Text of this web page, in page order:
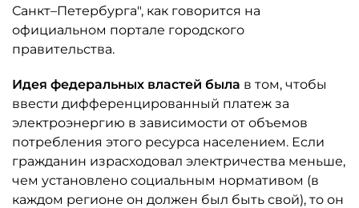
Санкт–Петербурга", как говорится на
официальном портале городского
правительства.
Идея федеральных властей была в том, чтобы
ввести дифференцированный платеж за
электроэнергию в зависимости от объемов
потребления этого ресурса населением. Если
гражданин израсходовал электричества меньше,
чем установлено социальным нормативом (в
каждом регионе он должен был быть свой), то он